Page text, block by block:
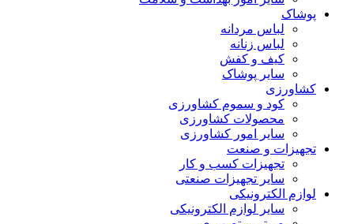
پوشاک
لباس مردانه
لباس زنانه
کیف و کفش
سایر پوشاک
کشاورزی
کود و سموم کشاورزی
محصولات کشاورزی
سایر امور کشاورزی
تجهیزات و صنعت
تجهیزات کسب و کار
سایر تجهیزات صنعتی
لوازم الکترونیکی
سایر لوازم الکترونیکی